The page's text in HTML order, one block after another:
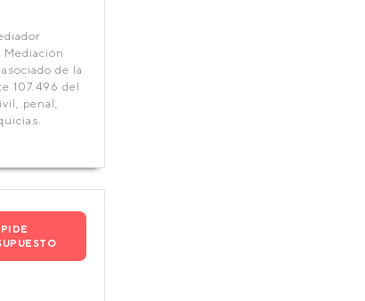
de la
107.496 del
penal,
PIDE